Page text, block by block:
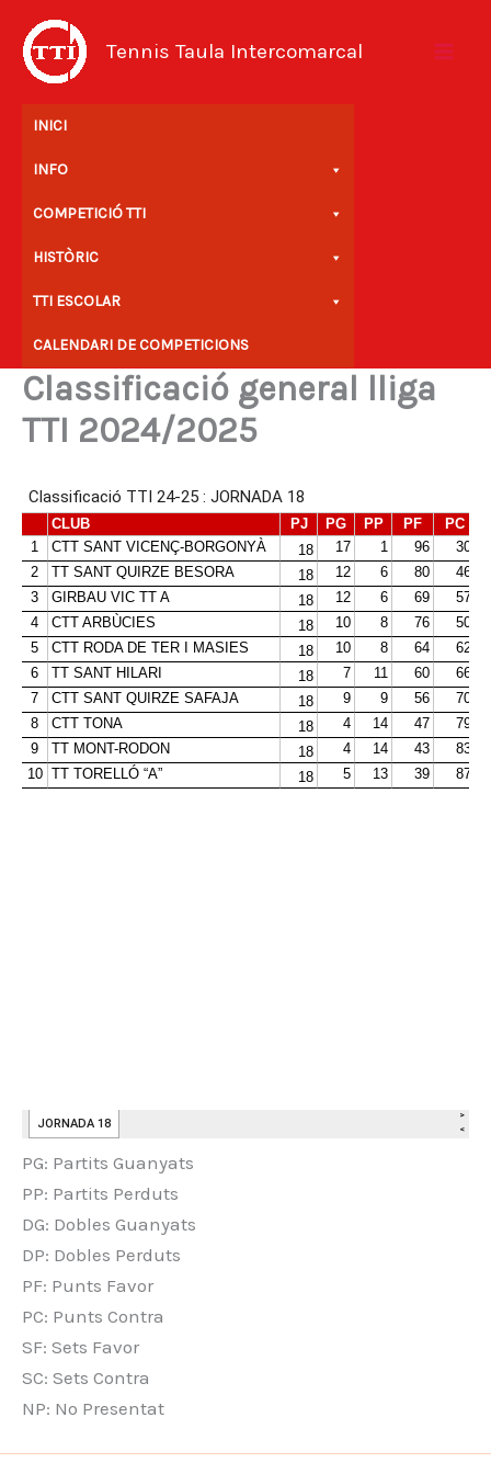
contingut
Tennis Taula Intercomarcal
INICI
INFO
COMPETICIÓ TTI
HISTÒRIC
TTI ESCOLAR
CALENDARI DE COMPETICIONS
Classificació general lliga
TTI 2024/2025
PG: Partits Guanyats
PP: Partits Perduts
DG: Dobles Guanyats
DP: Dobles Perduts
PF: Punts Favor
PC: Punts Contra
SF: Sets Favor
SC: Sets Contra
NP: No Presentat